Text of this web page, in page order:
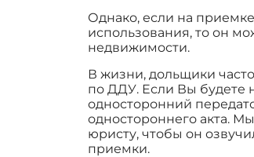
Однако, если на
использования, то он
недвижимости.
В жизни, дольщики
по ДДУ. Если Вы будете
односторонний
одностороннего акта.
юристу, чтобы он
приемки.